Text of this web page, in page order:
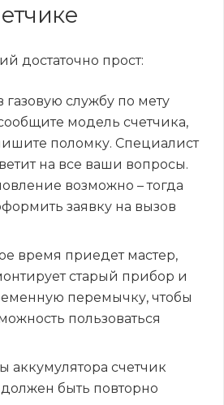
достаточно прост:
газовую службу по мету
модель счетчика,
поломку. Специалист
на все ваши вопросы.
возможно – тогда
заявку на вызов
время приедет мастер,
старый прибор и
перемычку, чтобы
пользоваться
аккумулятора счетчик
должен быть повторно